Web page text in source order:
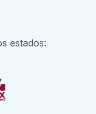
estados: